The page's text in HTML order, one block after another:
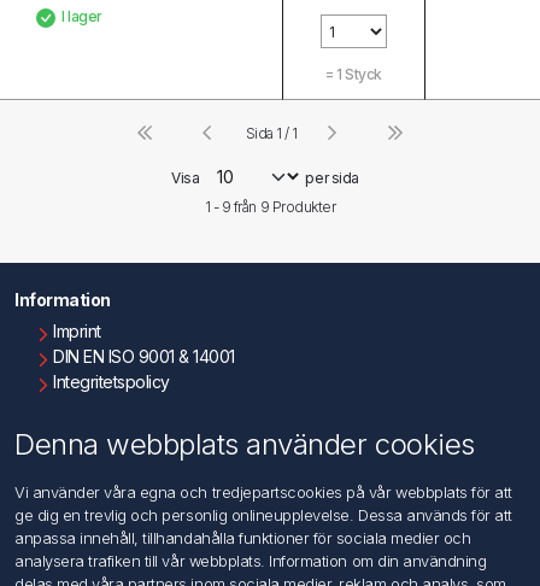
I lager
= 1 Styck
Visa
per sida
1 - 9 från 9 Produkter
Sida 1 / 1
Information
Imprint
DIN EN ISO 9001 & 14001
Integritetspolicy
Kontakta oss
Kundtjänst
Sök
Denna webbplats använder cookies
Vi använder våra egna och tredjepartscookies på vår webbplats för att
ge dig en trevlig och personlig onlineupplevelse. Dessa används för att
anpassa innehåll, tillhandahålla funktioner för sociala medier och
analysera trafiken till vår webbplats. Information om din användning